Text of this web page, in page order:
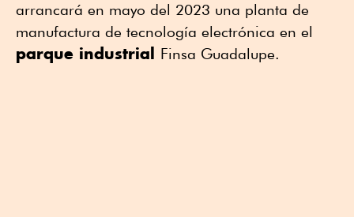
arrancará en mayo del 2023 una planta de
manufactura de tecnología electrónica en el
parque industrial Finsa Guadalupe.